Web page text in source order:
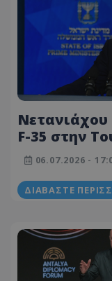
F-35 στην
απειλεί
κατέχει τη
06.07.2026 -
ΔΙΑΒΆΣΤΕ